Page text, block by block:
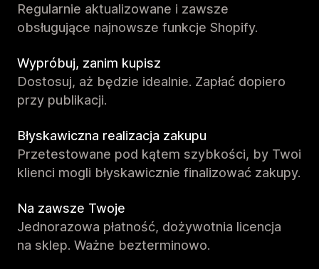
Regularnie aktualizowane i zawsze
obsługujące najnowsze funkcje Shopify.
Wypróbuj, zanim kupisz
Dostosuj, aż będzie idealnie. Zapłać dopiero
przy publikacji.
Błyskawiczna realizacja zakupu
Przetestowane pod kątem szybkości, by Twoi
klienci mogli błyskawicznie finalizować zakupy.
Na zawsze Twoje
Jednorazowa płatność, dożywotnia licencja
na sklep. Ważne bezterminowo.